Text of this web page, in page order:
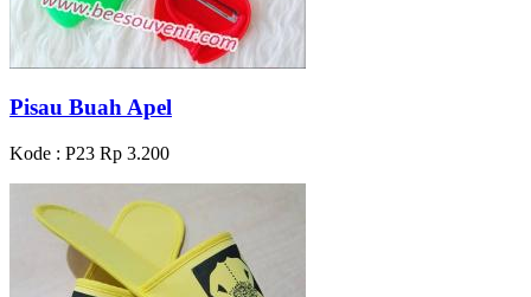
Pisau Buah Apel
Kode : P23 Rp 3.200